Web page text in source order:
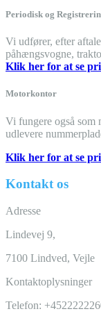
Periodisk og
Vi udfører, efter
påhængsvogne,
Klik her for at se
Motorkontor
Vi fungere også som
udlevere
Klik her for at se
Kontakt os
Adresse
Lindevej 9,
7100 Lindved, Vejle
Kontaktoplysninger
Telefon: